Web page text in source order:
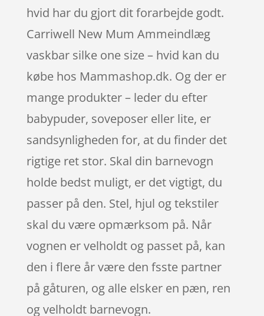
hvid har du gjort dit forarbejde godt.
Carriwell New Mum Ammeindlæg
vaskbar silke one size – hvid kan du
købe hos Mammashop.dk. Og der er
mange produkter – leder du efter
babypuder, soveposer eller lite, er
sandsynligheden for, at du finder det
rigtige ret stor. Skal din barnevogn
holde bedst muligt, er det vigtigt, du
passer på den. Stel, hjul og tekstiler
skal du være opmærksom på. Når
vognen er velholdt og passet på, kan
den i flere år være den fsste partner
på gåturen, og alle elsker en pæn, ren
og velholdt barnevogn.